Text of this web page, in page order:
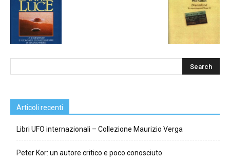
Articoli recenti
Libri UFO internazionali – Collezione Maurizio Verga
Peter Kor: un autore critico e poco conosciuto